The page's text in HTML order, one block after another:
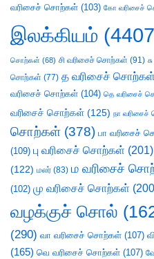
வரிசைச் சொற்கள் (103) கோ வரிசைச்
இலக்கியம்
சொற்கள் (68) சி வரிசைச் சொற்கள் (91)
சொற்கள் (77) த வரிசைச் சொற்கள்
வரிசைச் சொற்கள் (104) தெ வரிசைச்
வரிசைச் சொற்கள் (125) நா
சொற்கள் (378) பா வரிசைச்
(109) பு வரிசைச் சொற்கள் (201)
(122) மலர் (83) ம வரிசைச்
(102) மு வரிசைச் சொற்கள்
வழக்குச் சொல்
(290) வா வரிசைச் சொற்கள் (107)
(165) வெ வரிசைச் சொற்கள் (107)